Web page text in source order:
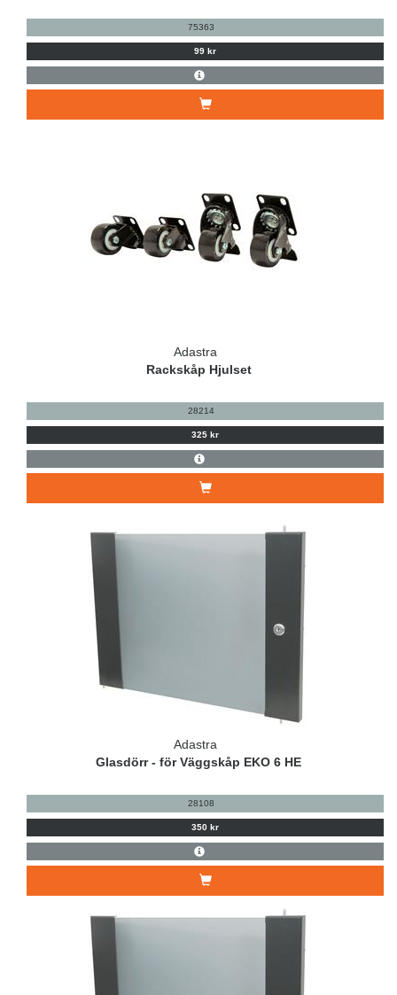
75363
99 kr
Adastra
Rackskåp Hjulset
28214
325 kr
Adastra
Glasdörr - för Väggskåp EKO 6 HE
28108
350 kr